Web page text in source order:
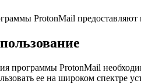
ProtonMail предоставляют
программы ProtonMail
ее на широком спектре